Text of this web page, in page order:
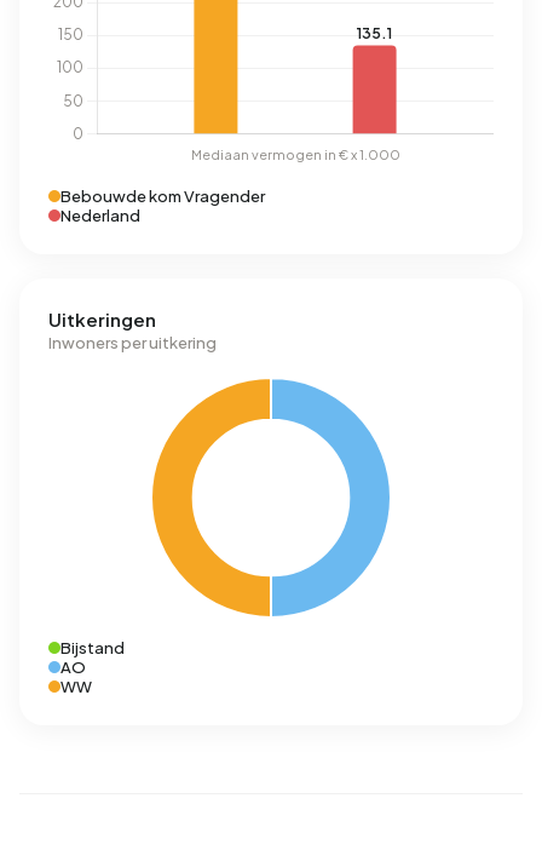
Bebouwde kom Vragender
Nederland
Uitkeringen
Inwoners per uitkering
Bijstand
AO
WW